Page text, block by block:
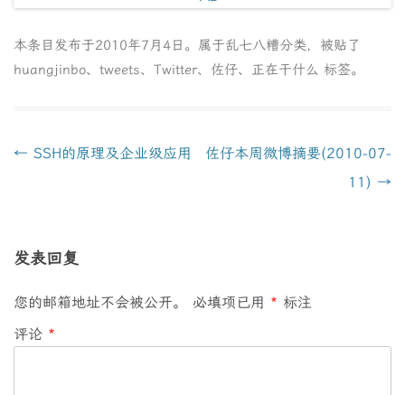
本条目发布于2010年7月4日 。属于乱七八糟分类，被贴了
huangjinbo、 tweets、 Twitter、 佐仔、 正在干什么 标签。
文
← SSH的原理及企业级应用
佐仔本周微博摘要(2010-07-
11) →
发表回复
您的邮箱地址不会被公开。 必填项已用 * 标注
评论 *